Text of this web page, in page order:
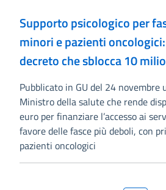
Supporto psicologico per
minori e pazienti
decreto che sblocca 10
Pubblicato in GU del 24 novembre
Ministro della salute che rende
euro per finanziare l’accesso ai
favore delle fasce più deboli, con
pazienti oncologici